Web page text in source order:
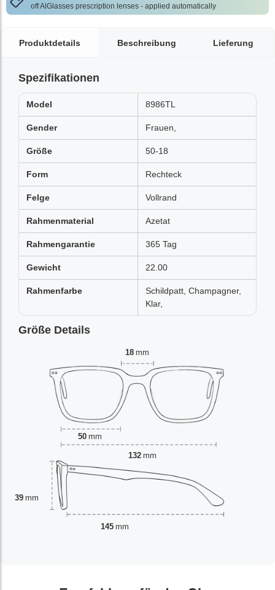
off AlGlasses prescription lenses - applied automatically
Produktdetails Beschreibung Lieferung
Spezifikationen
Model 8986TL
Gender Frauen,
Größe 50-18
Form Rechteck
Felge Vollrand
Rahmenmaterial Azetat
Rahmengarantie 365 Tag
Gewicht 22.00
Rahmenfarbe
Schildpatt, Champagner,
Klar,
Größe Details
18 mm
50 mm
39 mm
132 mm
145 mm